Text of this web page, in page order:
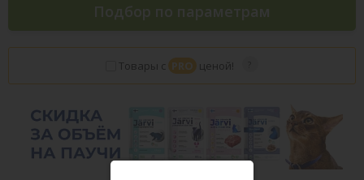
Подбор по параметрам
Товары с PRO ценой!